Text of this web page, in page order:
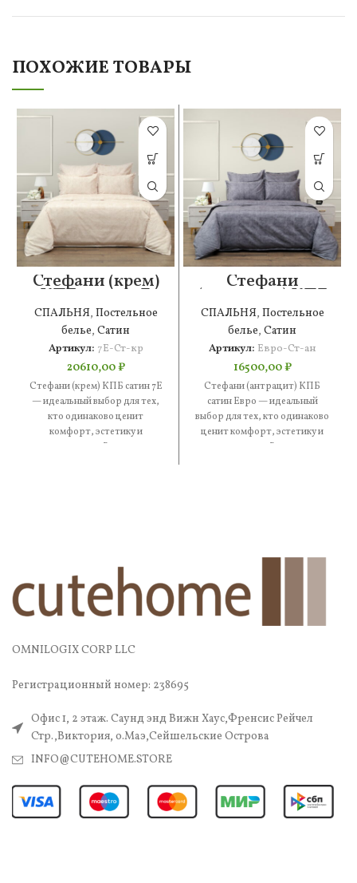
ПОХОЖИЕ ТОВАРЫ
Стефани (крем)
КПБ сатин 7Е
СПАЛЬНЯ, Постельное
белье, Сатин
Артикул: 7Е-Ст-кр
20610,00₽
Стефани (крем) КПБ сатин 7Е
— идеальный выбор для тех,
кто одинаково ценит
комфорт, эстетику и
практичность. В составе —
Стефани
(антрацит) КПБ
сатин Евро
СПАЛЬНЯ, Постельное
белье, Сатин
Артикул: Евро-Ст-ан
16500,00₽
Стефани (антрацит) КПБ
сатин Евро — идеальный
выбор для тех, кто одинаково
ценит комфорт, эстетику и
практичность. В составе —
OMNILOGIX CORP LLC
Регистрационный номер: 238695
Офис 1, 2 этаж. Саунд энд Вижн Хаус,Френсис Рейчел
Стр.,Виктория, о.Маэ,Сейшельские Острова
INFO@CUTEHOME.STORE